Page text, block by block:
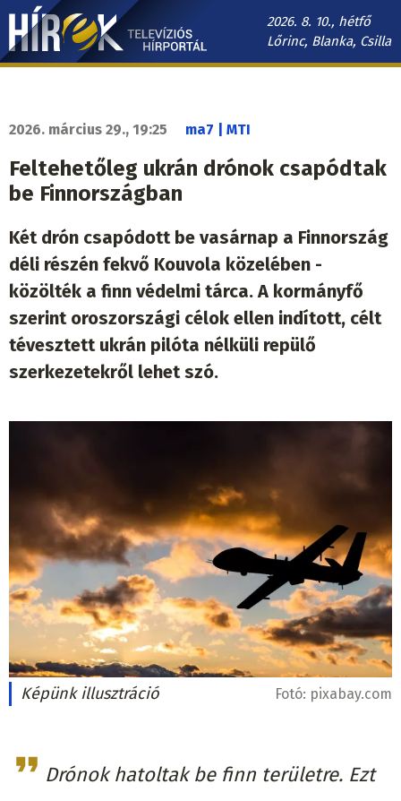
Ugrás
tartalomra
2026. 8. 10., hétfő
Lőrinc, Blanka, Csilla
Hírek.sk
navigáció
2026. március 29., 19:25 ma7 | MTI
Feltehetőleg ukrán drónok csapódtak
be Finnországban
Két drón csapódott be vasárnap a Finnország
déli részén fekvő Kouvola közelében -
közölték a finn védelmi tárca. A kormányfő
szerint oroszországi célok ellen indított, célt
tévesztett ukrán pilóta nélküli repülő
szerkezetekről lehet szó.
Képünk illusztráció Fotó: pixabay.com
Drónok hatoltak be finn területre. Ezt